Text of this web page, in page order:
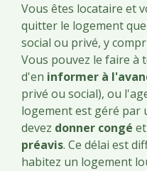
Vous êtes locataire et
quitter le logement
social ou privé, y
Vous pouvez le faire à
d'en informer à
privé ou social), ou
logement est géré par
devez donner congé
préavis. Ce délai est
habitez un logement